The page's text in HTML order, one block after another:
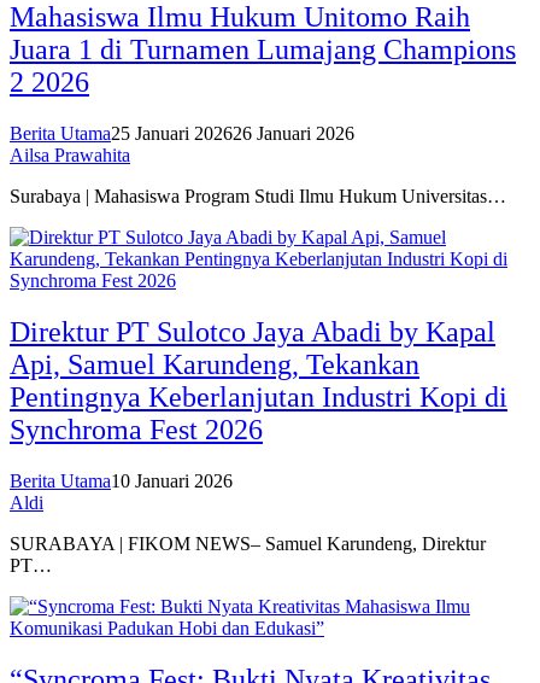
Mahasiswa Ilmu Hukum Unitomo Raih
Juara 1 di Turnamen Lumajang Champions
2 2026
Berita Utama25 Januari 202626 Januari 2026
Ailsa Prawahita
Surabaya | Mahasiswa Program Studi Ilmu Hukum Universitas…
Direktur PT Sulotco Jaya Abadi by Kapal
Api, Samuel Karundeng, Tekankan
Pentingnya Keberlanjutan Industri Kopi di
Synchroma Fest 2026
Berita Utama10 Januari 2026
Aldi
SURABAYA | FIKOM NEWS– Samuel Karundeng, Direktur
PT…